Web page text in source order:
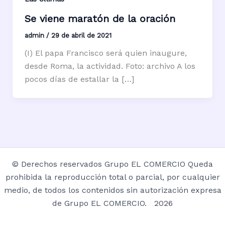
Se viene maratón de la oración
admin / 29 de abril de 2021
(I) El papa Francisco será quien inaugure,
desde Roma, la actividad. Foto: archivo A los
pocos días de estallar la […]
© Derechos reservados Grupo EL COMERCIO Queda
prohibida la reproducción total o parcial, por cualquier
medio, de todos los contenidos sin autorización expresa
de Grupo EL COMERCIO. 2026